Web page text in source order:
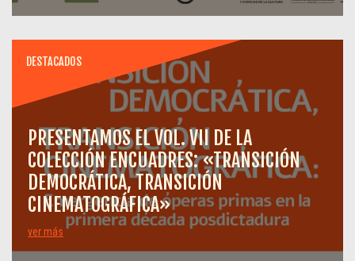
DESTACADOS
PRESENTAMOS EL VOL. VII DE LA
COLECCIÓN ENCUADRES: «TRANSICIÓN
DEMOCRÁTICA, TRANSICIÓN
CINEMATOGRÁFICA»
ver más